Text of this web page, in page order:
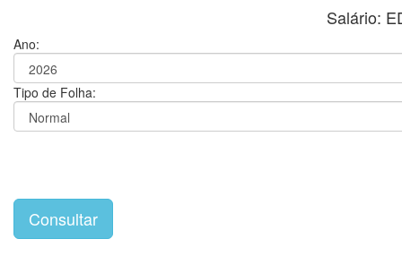
Salário:
Ano:
Tipo de Folha: